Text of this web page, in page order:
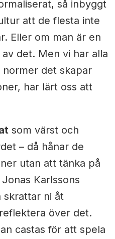
så inbyggt
att de flesta inte
Eller om man är en
det. Men vi har alla
normer det skapar
har lärt oss att
som värst och
– då hånar de
utan att tänka på
Karlssons
skrattar ni åt
över det.
castas för att spela